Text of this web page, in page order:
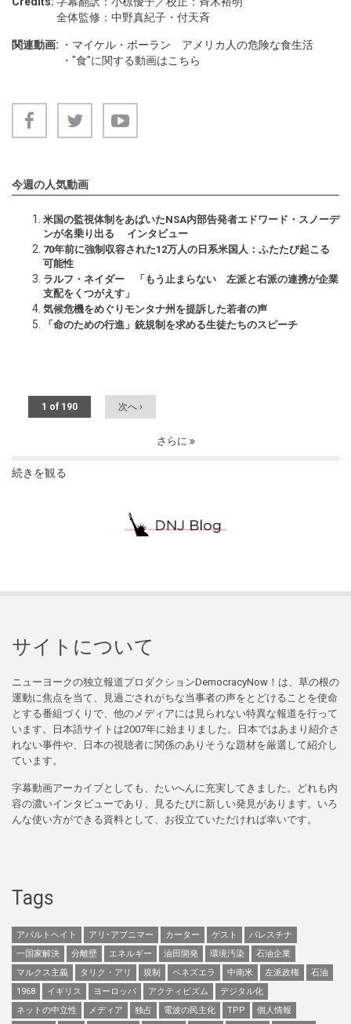
全体監修：中野真紀子・付天斉
関連動画: ・ マイケル・ポーラン アメリカ人の危険な食生活
・"食"に関する動画はこちら
今週の人気動画
米国の監視体制をあばいたNSA内部告発者エドワード・スノーデ
ンが名乗り出る インタビュー
70年前に強制収容された12万人の日系米国人：ふたたび起こる
可能性
ラルフ・ネイダー 「もう止まらない 左派と右派の連携が企業
支配をくつがえす」
気候危機をめぐりモンタナ州を提訴した若者の声
「命のための行進」銃規制を求める生徒たちのスピーチ
1 of 190 次へ ›
さらに
続きを観る
サイトについて
ニューヨークの独立報道プロダクションDemocracyNow！は、草の根の
運動に焦点を当て、見過ごされがちな当事者の声をとどけることを使命
とする番組づくりで、他のメディアには見られない特異な報道を行って
います。日本語サイトは2007年に始まりました。日本ではあまり紹介さ
れない事件や、日本の視聴者に関係のありそうな題材を厳選して紹介し
ています。
字幕動画アーカイブとしても、たいへんに充実してきました。どれも内
容の濃いインタビューであり、見るたびに新しい発見があります。いろ
んな使い方ができる資料として、お役立ていただければ幸いです。
Tags
アパルトヘイト アリ･アブニマー カーター ゲスト
パレスチナ
一国家解決
分離壁 エネルギー 油田開発 環境汚染
石油企業
マルクス主義
タリク・アリ 規制 ベネズエラ 中南米 左派政権
石油
1968
イギリス ヨーロッパ アクティビズム
デジタル化
ネットの中立性
メディア 独占 電波の民主化 TPP 個人情報